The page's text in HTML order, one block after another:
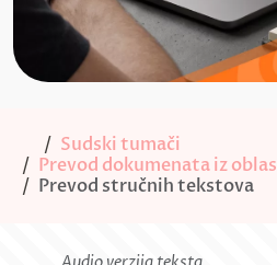
Sudski tumači
Prevod dokumenata iz
Prevod stručnih tekstova